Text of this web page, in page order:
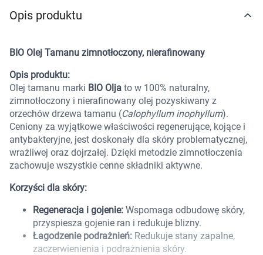
Korzystamy z plików cookies w celu
Opis produktu
BIO Olej Tamanu zimnotłoczony, nierafinowany
Opis produktu:
Olej tamanu marki BIO Olja to w 100% naturalny,
zimnotłoczony i nierafinowany olej pozyskiwany z
orzechów drzewa tamanu (Calophyllum inophyllum).
Ceniony za wyjątkowe właściwości regenerujące, kojące i
antybakteryjne, jest doskonały dla skóry problematycznej,
wrażliwej oraz dojrzałej. Dzięki metodzie zimnotłoczenia
zachowuje wszystkie cenne składniki aktywne.
Korzyści dla skóry:
Regeneracja i gojenie: Wspomaga odbudowę skóry,
przyspiesza gojenie ran i redukuje blizny.
Łagodzenie podrażnień: Redukuje stany zapalne,
zaczerwienienia i podrażnienia skóry.